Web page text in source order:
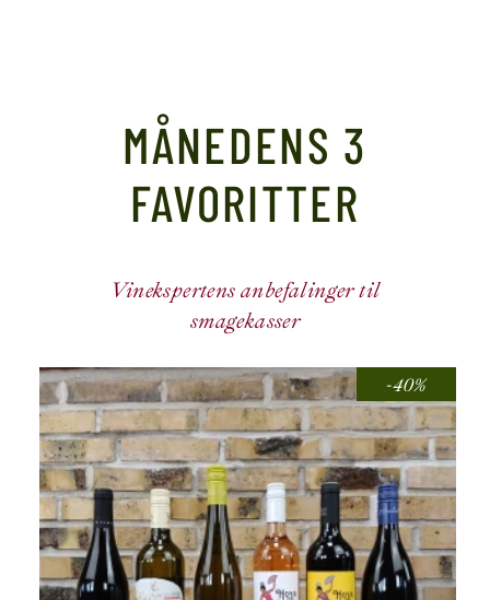
MÅNEDENS 3
FAVORITTER
Vinekspertens anbefalinger til
smagekasser
-40%